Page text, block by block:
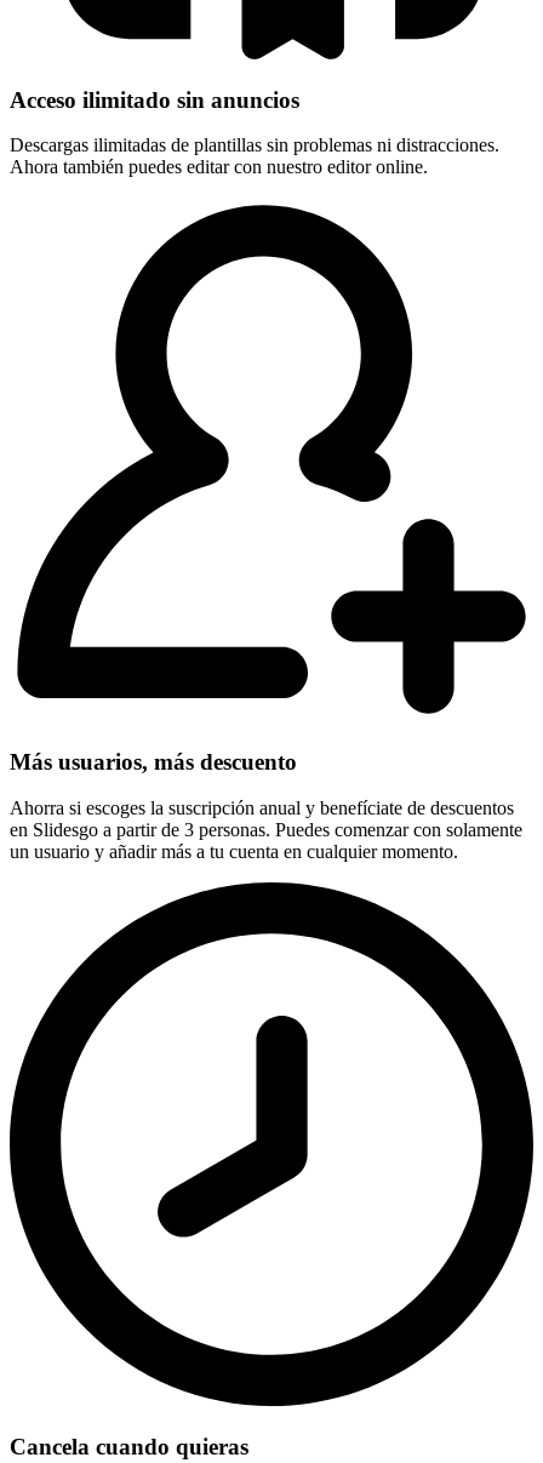
Acceso ilimitado sin anuncios
Descargas ilimitadas de plantillas sin problemas ni distracciones.
Ahora también puedes editar con nuestro editor online.
Más usuarios, más descuento
Ahorra si escoges la suscripción anual y benefíciate de descuentos
en Slidesgo a partir de 3 personas. Puedes comenzar con solamente
un usuario y añadir más a tu cuenta en cualquier momento.
Cancela cuando quieras